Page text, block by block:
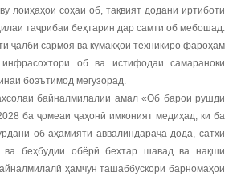
лоиҳаҳои соҳаи об, тақвият додани иртиботи
таҷрибаи беҳтарин дар самти об мебошад.
ҷалби сармоя ва кӯмакҳои техникиро фароҳам
об ва истифодаи самараноки
боэътимод мегузорад.
байналмилалии амал «Об барои рушди
ба ҷомеаи ҷаҳонӣ имконият медиҳад, ки ба
об аҳамияти аввалиндараҷа дода, сатҳи
ва беҳбудии обёрӣ беҳтар шавад ва нақши
ҳамчун ташаббускори барномаҳои